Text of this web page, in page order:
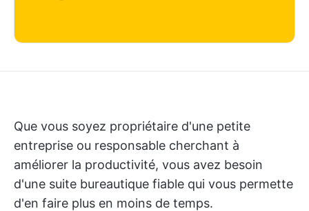
Que vous soyez propriétaire d'une petite
entreprise ou responsable cherchant à
améliorer la productivité, vous avez besoin
d'une suite bureautique fiable qui vous permette
d'en faire plus en moins de temps.